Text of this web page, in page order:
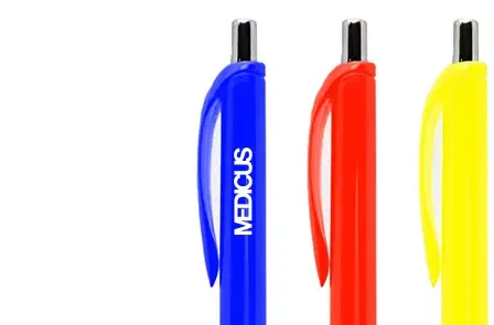
página